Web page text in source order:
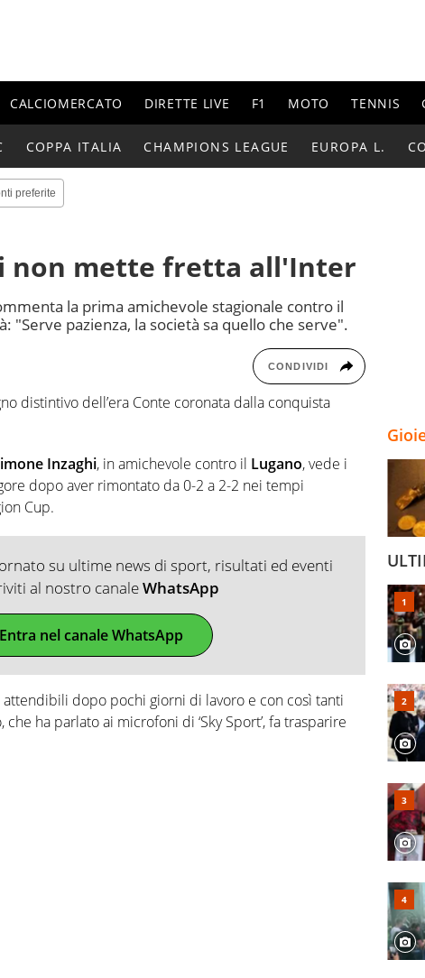
CALCIOMERCATO DIRETTE LIVE F1 MOTO TENNIS
COPPA ITALIA CHAMPIONS LEAGUE EUROPA L.
preferite
non mette fretta all'Inter
la prima amichevole stagionale contro il
"Serve pazienza, la società sa quello che serve".
CONDIVIDI
distintivo dell’era Conte coronata dalla conquista
Inzaghi, in amichevole contro il Lugano, vede i
dopo aver rimontato da 0-2 a 2-2 nei tempi
Cup.
su ultime news di sport, risultati ed eventi
al nostro canaleWhatsApp
Entra nel canale WhatsApp
dopo pochi giorni di lavoro e con così tanti
ha parlato ai microfoni di ‘Sky Sport’, fa trasparire